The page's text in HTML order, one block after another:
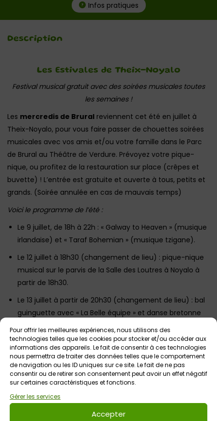
Pour offrir les meilleures expériences, nous utilisons des
technologies telles que les cookies pour stocker et/ou accéder aux
informations des appareils. Le fait de consentir à ces technologies
nous permettra de traiter des données telles que le comportement
de navigation ou les ID uniques sur ce site. Le fait de ne pas
consentir ou de retirer son consentement peut avoir un effet négatif
sur certaines caractéristiques et fonctions.
Gérer les services
Accepter
Infos pratiques
Description
Les Estivales de Theix-Noyalo
Festival musical gratuit avec des soirées musicales toutes
les semaines !
Les mercredis de Brural reviennent cet été en juillet à
Theix-Noyalo, pour vous faire passer de chouettes soirées
musicales avec vos amis et/ou votre famille dans le Parc
de Brural au Théâtre de Verdure. Prévoyez votre pique-
nique, ou profitez de la restauration sur place (crêpes et
buvette) ! L’entrée est gratuite et ouverte à tous, petits et
grands. (Soirée annulée en cas de mauvais temps)
Voici le programme de l’été :
Le 9 juillet, de 18h à 22h : « Galway to Heaven » (musique
irlandaise) et « Taraf Bohemian » (musique tzigane).
Le 12 juillet à 18h30 (changement de lieu) : pique-nique
musical sur le parvis de la Salle des Loutres à Noyalo à
partir de 18h30.
Le 13 juillet à partir de 20h30 (changement de lieu) : bal
guinguette avec « La Belle équipe » et danse bretonne
avec « Pilhaouerien », suivi du feu d’artifice.
Le 16 juillet de 18h à 22h : deux concerts pop-rock dès
19h avec les groupes « Tie and Dye » et « D’you call the
police ? »
Le 23 juillet de 18h à 22h : Karma » (musique reggae) et «
Coalescence » (musique pop funk).
Le 30 juillet de 18h à 22h : Soirée bretonne avec au